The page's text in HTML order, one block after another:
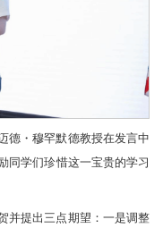
德・穆罕默德教授在发言中
同学们珍惜这一宝贵的学习
并提出三点期望：一是调整